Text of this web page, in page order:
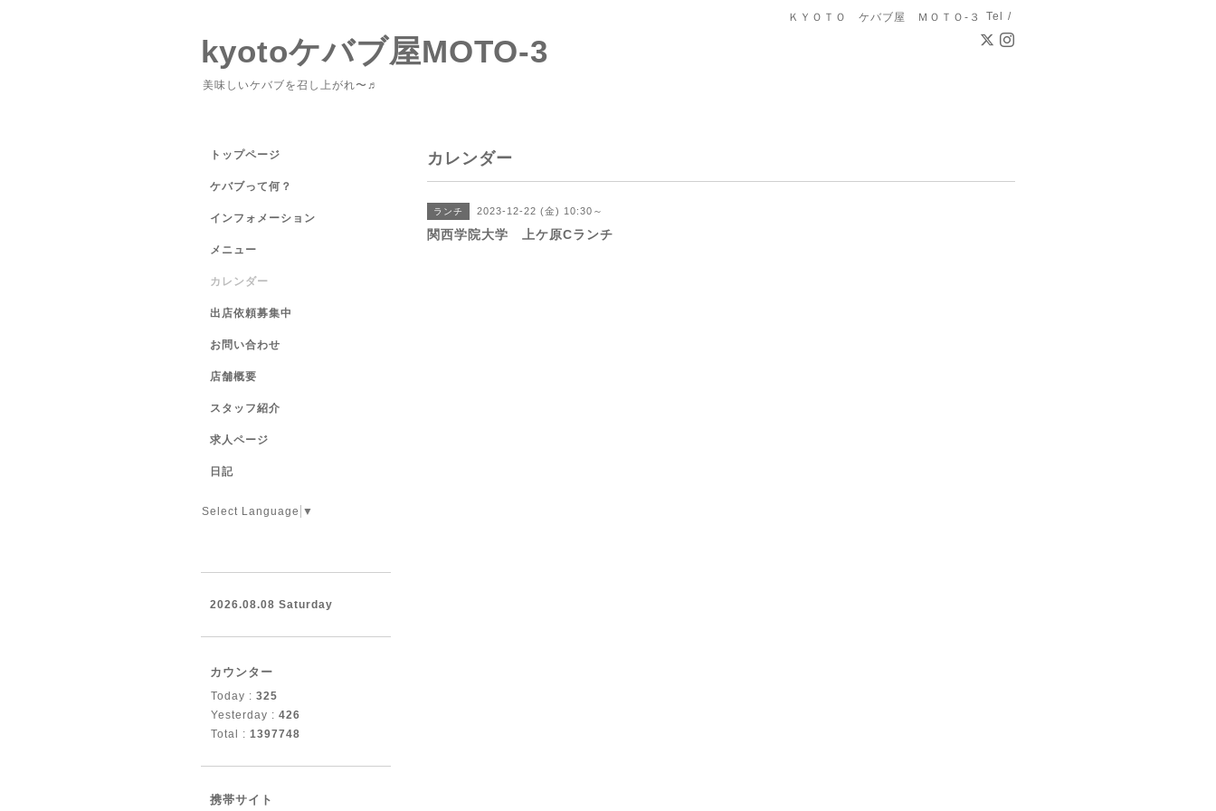
ＫＹＯＴＯ ケバブ屋 ＭＯＴＯ-３ Tel /
kyotoケバブ屋MOTO-3
美味しいケバブを召し上がれ〜♬
カレンダー
ランチ 2023-12-22 (金) 10:30～
関西学院大学 上ケ原Cランチ
トップページ
ケバブって何？
インフォメーション
メニュー
カレンダー
出店依頼募集中
お問い合わせ
店舗概要
スタッフ紹介
求人ページ
日記
Select Language ▼
2026.08.08 Saturday
カウンター
Today : 325
Yesterday : 426
Total : 1397748
携帯サイト